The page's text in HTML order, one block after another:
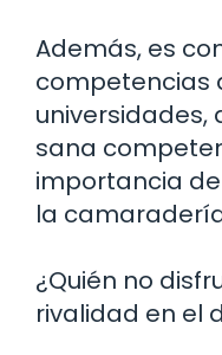
Además, es
competencias
universidades,
sana
importancia
la
¿Quién no
rivalidad en el